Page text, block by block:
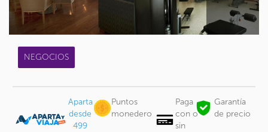
NEGOCIOS
Aparta
desde
499
Puntos
monedero
Paga
con o
sin
Garantía
de precio